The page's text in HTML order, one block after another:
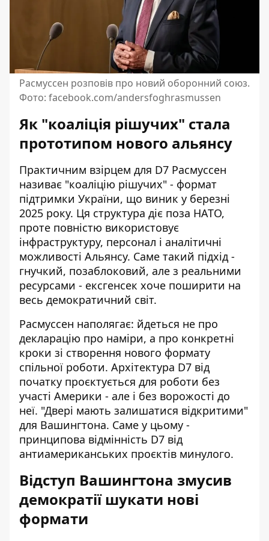
Расмуссен розповів про новий оборонний союз.
Фото: facebook.com/andersfoghrasmussen
Як "коаліція рішучих" стала
прототипом нового альянсу
Практичним взірцем для D7 Расмуссен
називає "коаліцію рішучих" - формат
підтримки України, що виник у березні
2025 року. Ця структура діє поза НАТО,
проте повністю використовує
інфраструктуру, персонал і аналітичні
можливості Альянсу. Саме такий підхід -
гнучкий, позаблоковий, але з реальними
ресурсами - ексгенсек хоче поширити на
весь демократичний світ.
Расмуссен наполягає: йдеться не про
декларацію про наміри, а про конкретні
кроки зі створення нового формату
спільної роботи. Архітектура D7 від
початку проєктується для роботи без
участі Америки - але і без ворожості до
неї. "Двері мають залишатися відкритими"
для Вашингтона. Саме у цьому -
принципова відмінність D7 від
антиамериканських проєктів минулого.
Відступ Вашингтона змусив
демократії шукати нові
формати